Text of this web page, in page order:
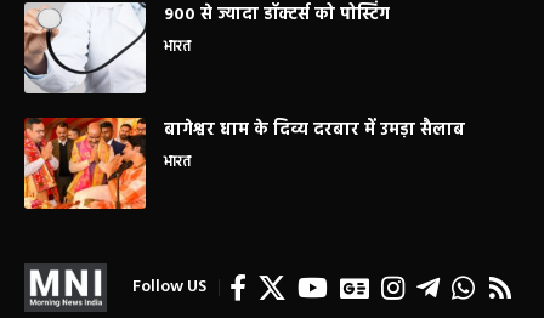
900 से ज्यादा डॉक्टर्स को पोस्टिंग
भारत
बागेश्वर धाम के दिव्य दरबार में उमड़ा सैलाब
भारत
Follow US